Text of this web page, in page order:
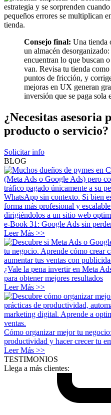
Consejo final: Una tienda
un almacén
encuentran lo que buscan
van. Revisa tu tienda
puntos de fricción, y
mejoras en UX generan
inversión que se paga sola
¿Necesitas
producto o servicio?
Solicitar info
BLOG
e-Book 31: Google Ads sin
Leer Más >>
¿Vale la pena invertir en Meta
para obtener mejores resultados
Leer Más >>
Cómo organizar mejor tu
productividad y hacer crecer tu
Leer Más >>
TESTIMONIOS
Llega a más clientes: